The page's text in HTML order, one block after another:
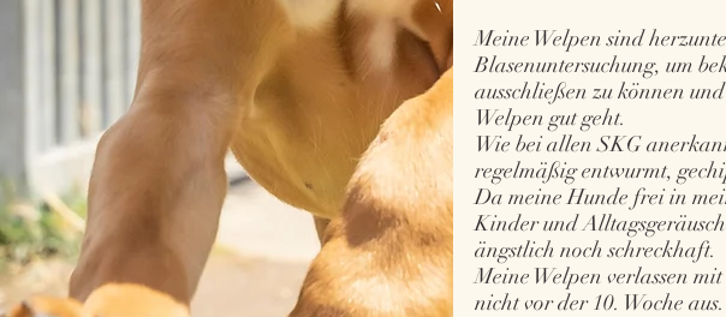
Meine Welpen sind
Blasenuntersuchung, um
ausschließen zu können
Welpen gut geht.
Wie bei allen SKG
regelmäßig entwurmt,
Da meine Hunde frei in
Kinder und
ängstlich noch schreckhaft.
Meine Welpen verlassen
nicht vor der 10. Woche aus.